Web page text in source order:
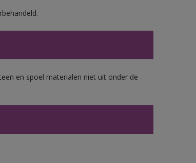
en spoel materialen niet uit onder de